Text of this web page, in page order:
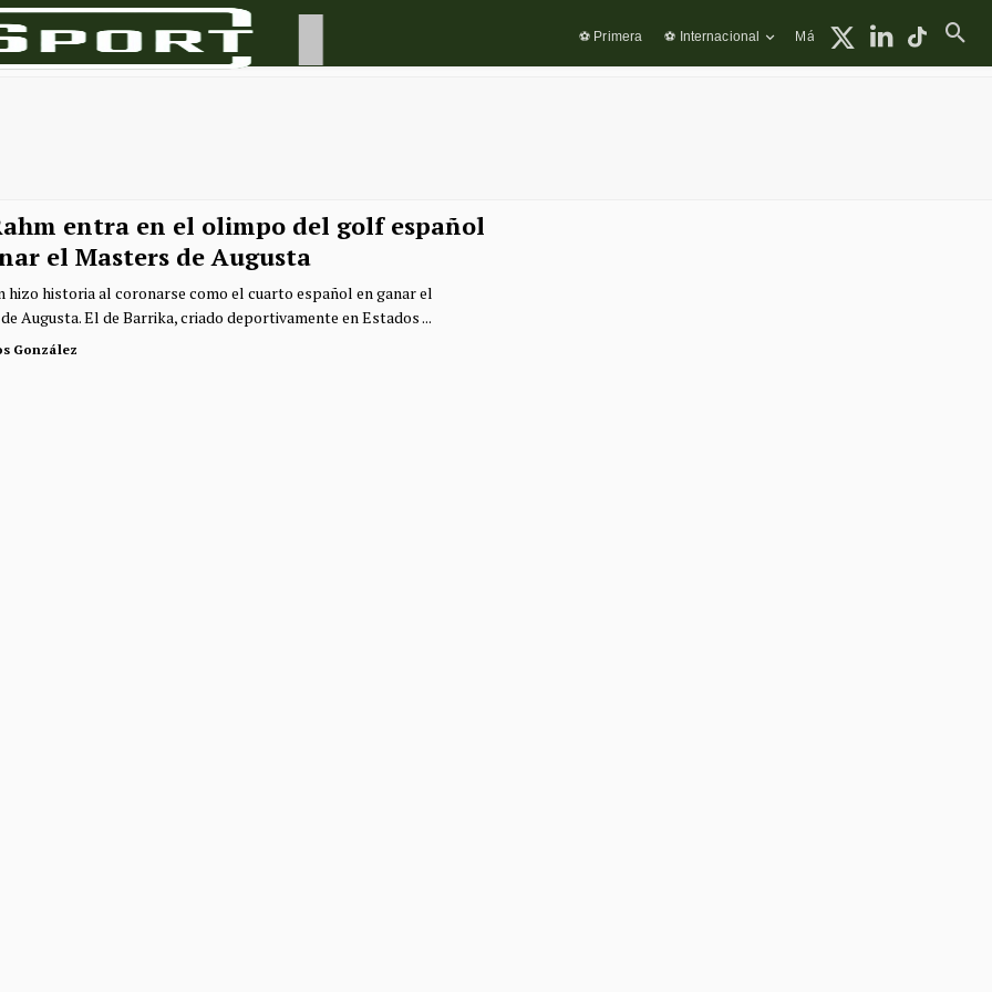
⚽ Primera ⚽ Internacional Más
entra en el olimpo del golf español
el Masters de Augusta
hizo historia al coronarse como el cuarto español en ganar el
Augusta. El de Barrika, criado deportivamente en Estados ...
González